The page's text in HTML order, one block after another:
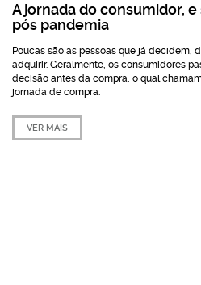
A jornada do consumidor,
pós pandemia
Poucas são as pessoas que já decidem,
adquirir. Geralmente, os consumidores
decisão antes da compra, o qual
jornada de compra.
VER MAIS